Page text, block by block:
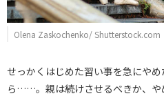
Olena Zaskochenko/ Shutterstock.com
せっかくはじめた習い事を急にや
ら……。親は続けさせるべきか、や